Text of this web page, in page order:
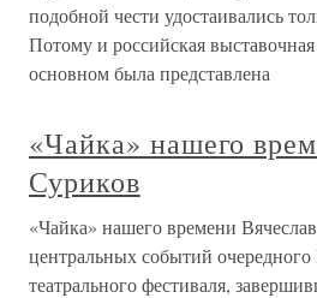
подобной чести удостаивались
Потому и российская
основном была представлена
«Чайка» нашего
Суриков
«Чайка» нашего времени
центральных событий очередного
театрального фестиваля,